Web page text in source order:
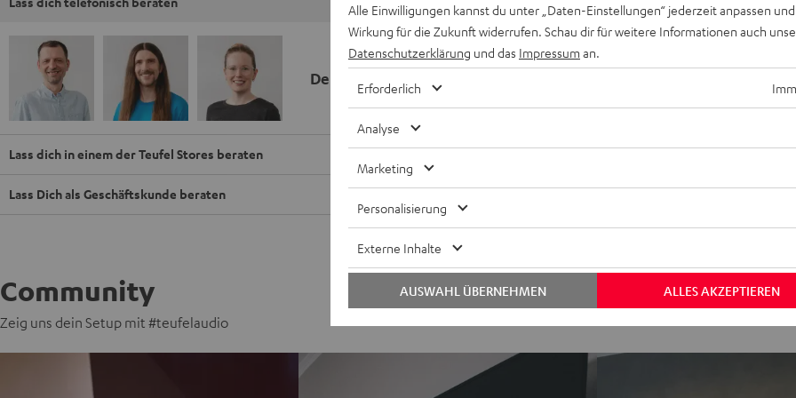
Deine Kaufberatung
Keinen Store in der Nähe? Kein Problem,
Lass dich in einem der Teufel Stores beraten
Lass Dich als Geschäftskunde beraten
Community
Zeig uns dein Setup mit #teufelaudio
Alle Einwilligungen kannst du unter „Daten-Einstellungen“ jederzeit anpassen
Wirkung für die Zukunft widerrufen. Schau dir für weitere Informationen auch
Datenschutzerklärung und das Impressum an.
Erforderlich
Analyse
Marketing
Personalisierung
Externe Inhalte
ALLES AKZEPTIEREN
AUSWAHL ÜBERNEHMEN